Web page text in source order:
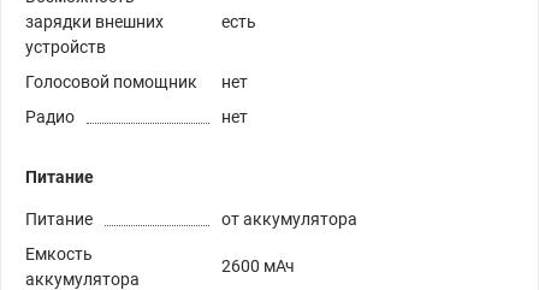
зарядки внешних
устройств
есть
Голосовой помощник
нет
Радио
нет
Питание
Питание
от аккумулятора
Емкость
аккумулятора
2600 мАч